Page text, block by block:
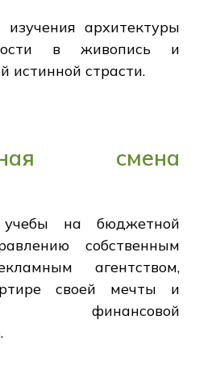
архитектуры
в живопись и
истинной страсти.
смена
на бюджетной
собственным
агентством,
своей мечты и
финансовой